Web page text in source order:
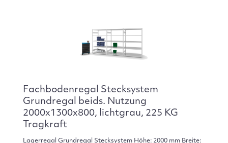
Fachbodenregal Stecksystem
Grundregal beids. Nutzung
2000x1300x800, lichtgrau, 225 KG
Tragkraft
Lagerregal Grundregal Stecksystem Höhe: 2000 mm Breite: